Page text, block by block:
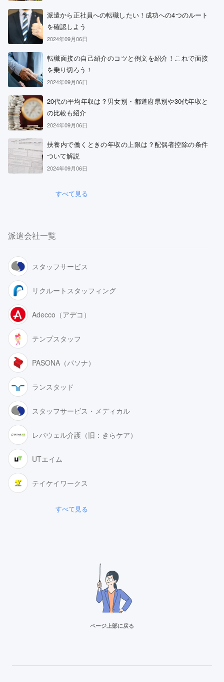
派遣から正社員への転職したい！成功への4つのルート
を確認しよう
2024年09月06日
転職面接の自己紹介のコツと例文を紹介！これで面接
を乗り切ろう！
2024年09月06日
20代の平均年収は？男女別・都道府県別や30代年収と
の比較も紹介
2024年09月06日
扶養内で働くときの年収の上限は？配偶者控除の条件
ついて解説
2024年09月06日
すべて見る
派遣会社一覧
スタッフサービス
リクルートスタッフィング
Adecco（アデコ）
テンプスタッフ
PASONA（パソナ）
ランスタッド
スタッフサービス・メディカル
レバウェル介護（旧：きらケア）
UTエイム
テイケイワークス
すべて見る
ページ上部に戻る